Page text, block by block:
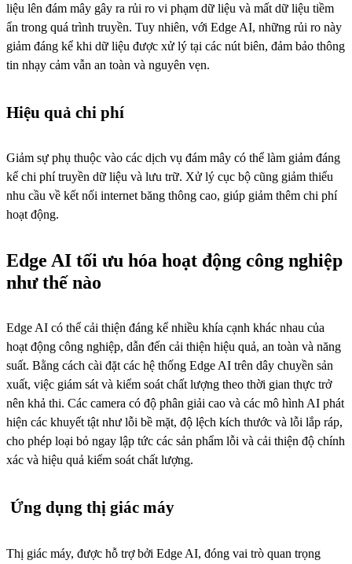
liệu lên đám mây gây ra rủi ro vi phạm dữ liệu và mất dữ liệu tiềm
ẩn trong quá trình truyền. Tuy nhiên, với Edge AI, những rủi ro này
giảm đáng kể khi dữ liệu được xử lý tại các nút biên, đảm bảo thông
tin nhạy cảm vẫn an toàn và nguyên vẹn.
Hiệu quả chi phí
Giảm sự phụ thuộc vào các dịch vụ đám mây có thể làm giảm đáng
kể chi phí truyền dữ liệu và lưu trữ. Xử lý cục bộ cũng giảm thiểu
nhu cầu về kết nối internet băng thông cao, giúp giảm thêm chi phí
hoạt động.
Edge AI tối ưu hóa hoạt động công nghiệp
như thế nào
Edge AI có thể cải thiện đáng kể nhiều khía cạnh khác nhau của
hoạt động công nghiệp, dẫn đến cải thiện hiệu quả, an toàn và năng
suất. Bằng cách cài đặt các hệ thống Edge AI trên dây chuyền sản
xuất, việc giám sát và kiểm soát chất lượng theo thời gian thực trở
nên khả thi. Các camera có độ phân giải cao và các mô hình AI phát
hiện các khuyết tật như lỗi bề mặt, độ lệch kích thước và lỗi lắp ráp,
cho phép loại bỏ ngay lập tức các sản phẩm lỗi và cải thiện độ chính
xác và hiệu quả kiểm soát chất lượng.
Ứng dụng thị giác máy
Thị giác máy, được hỗ trợ bởi Edge AI, đóng vai trò quan trọng